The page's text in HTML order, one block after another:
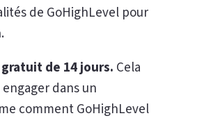
de GoHighLevel pour
de 14 jours. Cela
dans un
comment GoHighLevel